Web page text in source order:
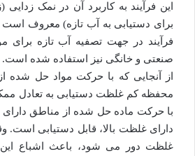
این فرآیند به کاربرد آن در نمک
فرآیند در جهت تصفیه آب تازه برای
صنعتی و خانگی نیز استفاده شده است.
از آنجایی که با حرکت مواد حل شده
محفظه کم غلظت دستیابی به تعادل
با حرکت ماده حل شده از مناطق
دارای غلظت بالا، قابل دستیابی است.
غلظت دور می شود، باعث اشباع